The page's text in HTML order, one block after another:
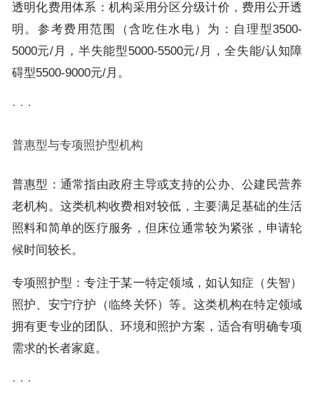
透明化费用体系：机构采用分区分级计价，费用公开透
明。参考费用范围（含吃住水电）为：自理型3500-
5000元/月，半失能型5000-5500元/月，全失能/认知障
碍型5500-9000元/月。
· · ·
普惠型与专项照护型机构
普惠型：通常指由政府主导或支持的公办、公建民营养
老机构。这类机构收费相对较低，主要满足基础的生活
照料和简单的医疗服务，但床位通常较为紧张，申请轮
候时间较长。
专项照护型：专注于某一特定领域，如认知症（失智）
照护、安宁疗护（临终关怀）等。这类机构在特定领域
拥有更专业的团队、环境和照护方案，适合有明确专项
需求的长者家庭。
· · ·